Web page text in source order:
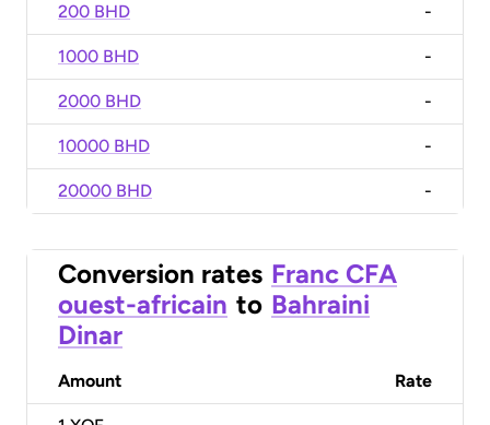
200 BHD -
1000 BHD -
2000 BHD -
10000 BHD -
20000 BHD -
Conversion rates Franc CFA
ouest-africain to Bahraini
Dinar
Amount Rate